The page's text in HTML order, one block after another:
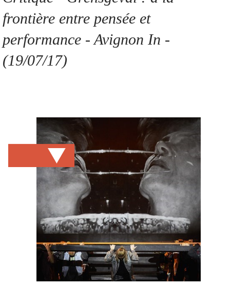
Agenda
Abonnement
frontière entre pensée et
performance - Avignon In -
(19/07/17)